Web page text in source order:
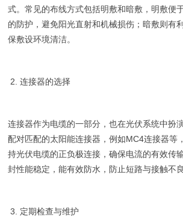
式。常见的布线方式包括明敷和暗敷，明敷便
的防护，避免阳光直射和机械损伤；暗敷则有
保敷设环境清洁。
2. 连接器的选择
连接器作为电缆的一部分，也在光伏系统中扮
配对匹配的太阳能连接器，例如MC4连接器等
持光伏电缆的正负极连接，确保电流的有效传
封性能稳定，能有效防水，防止短路与接触不良
3. 定期检查与维护